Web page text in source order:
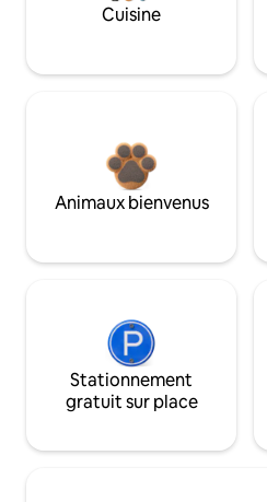
Cuisine
Animaux bienvenus
Stationnement
gratuit sur place